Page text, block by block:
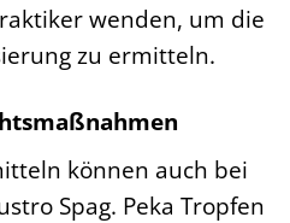
wenden, um die
zu ermitteln.
können auch bei
Spag. Peka Tropfen